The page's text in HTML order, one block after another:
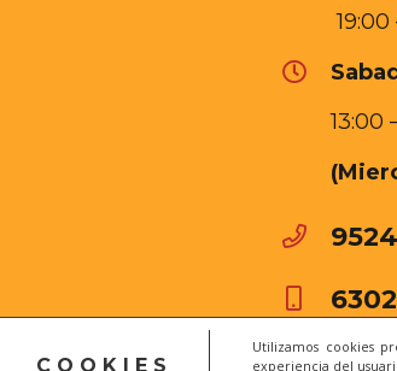
COOKIES
Utilizamos cookies
experiencia del
19:00
13:00